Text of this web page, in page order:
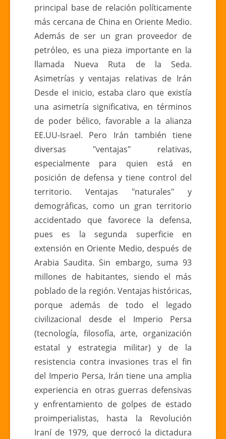
principal base de relación políticamente
más cercana de China en Oriente Medio.
Además de ser un gran proveedor de
petróleo, es una pieza importante en la
llamada Nueva Ruta de la Seda.
Asimetrías y ventajas relativas de Irán
Desde el inicio, estaba claro que existía
una asimetría significativa, en términos
de poder bélico, favorable a la alianza
EE.UU-Israel. Pero Irán también tiene
diversas "ventajas" relativas,
especialmente para quien está en
posición de defensa y tiene control del
territorio. Ventajas "naturales" y
demográficas, como un gran territorio
accidentado que favorece la defensa,
pues es la segunda superficie en
extensión en Oriente Medio, después de
Arabia Saudita. Sin embargo, suma 93
millones de habitantes, siendo el más
poblado de la región. Ventajas históricas,
porque además de todo el legado
civilizacional desde el Imperio Persa
(tecnología, filosofía, arte, organización
estatal y estrategia militar) y de la
resistencia contra invasiones tras el fin
del Imperio Persa, Irán tiene una amplia
experiencia en otras guerras defensivas
y enfrentamiento de golpes de estado
proimperialistas, hasta la Revolución
Iraní de 1979, que derrocó la dictadura